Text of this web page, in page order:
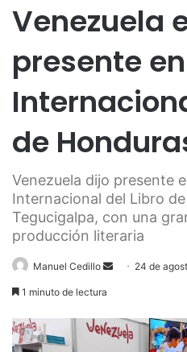
Venezuela
presente
de
Venezuela dijo presente
Internacional del Libro
Tegucigalpa, con una
producción literaria
Manuel Cedillo
Send 24 de
1 minuto de lectura